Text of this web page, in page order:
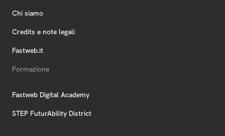
Chi siamo
Credits e note legali
Fastweb.it
Formazione
Fastweb Digital Academy
STEP FuturAbility District